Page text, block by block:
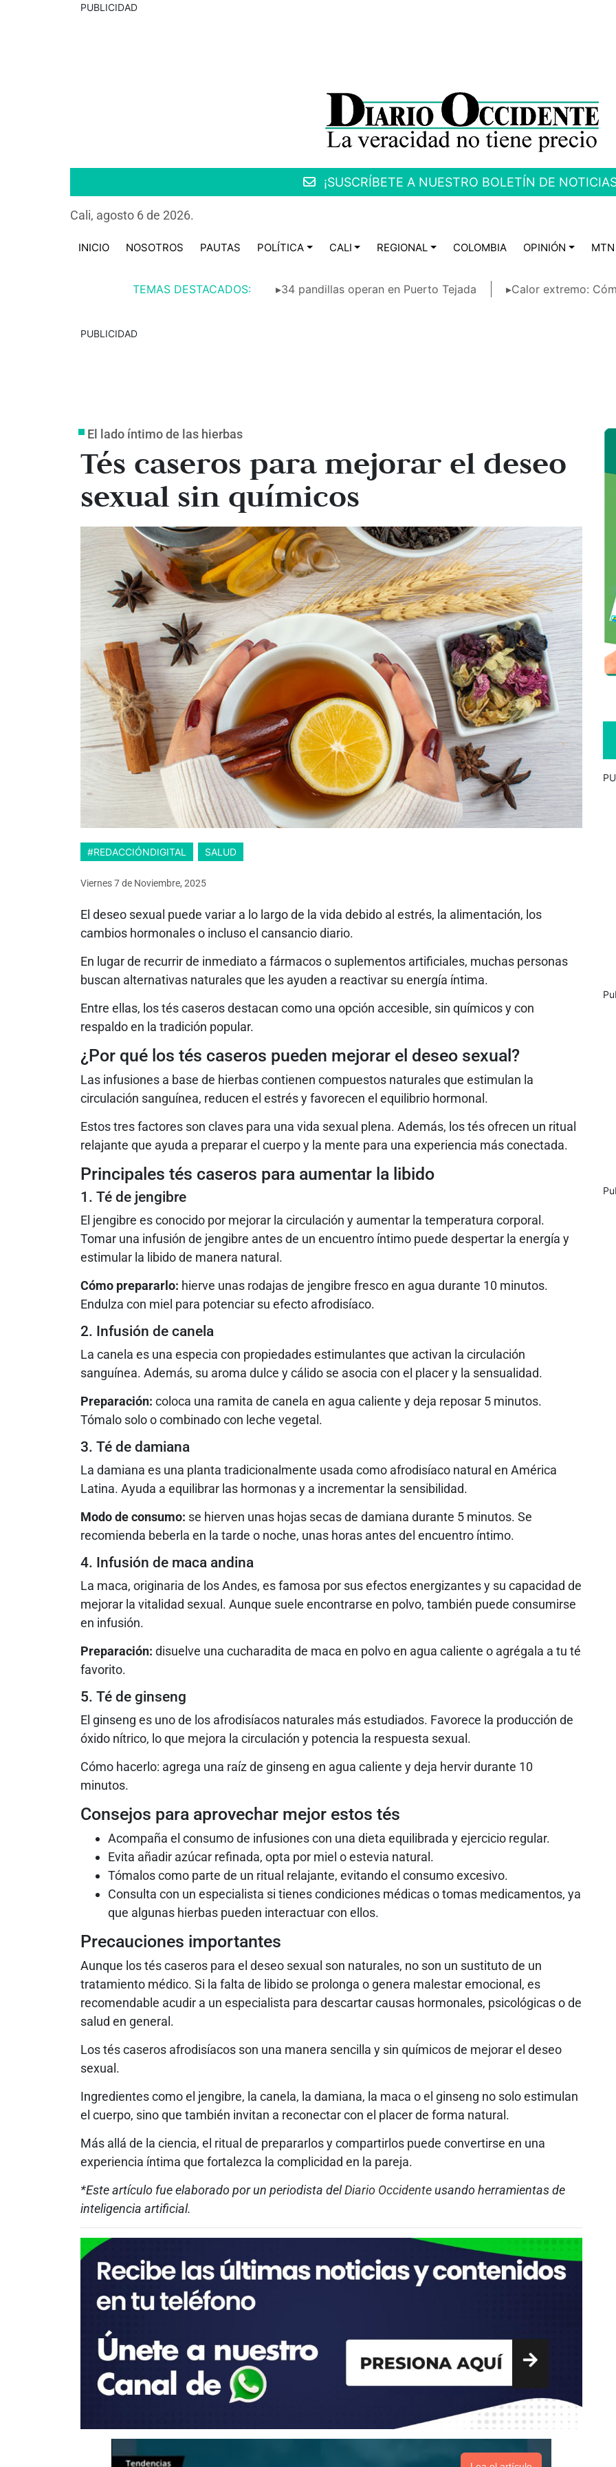
PUBLICIDAD
¡SUSCRÍBETE A NUESTRO BOLETÍN DE
Cali, agosto 6 de 2026.
INICIO NOSOTROS PAUTAS POLÍTICA CALI REGIONAL COLOMBIA OPINIÓN MTN
TEMAS DESTACADOS: ▸34 pandillas operan en Puerto Tejada ▸Calor extremo:
PUBLICIDAD
El lado íntimo de las hierbas
Tés caseros para mejorar el deseo
sexual sin químicos
#REDACCIÓNDIGITAL SALUD
Viernes 7de Noviembre, 2025
El deseo sexual puede variar a lo largo de la vida debido al estrés, la alimentación, los
cambios hormonales o incluso el cansancio diario.
En lugar de recurrir de inmediato a fármacos o suplementos artificiales, muchas personas
buscan alternativas naturales que les ayuden a reactivar su energía íntima.
Entre ellas, los tés caseros destacan como una opción accesible, sin químicos y con
respaldo en la tradición popular.
¿Por qué los tés caseros pueden mejorar el deseo sexual?
Las infusiones a base de hierbas contienen compuestos naturales que estimulan la
circulación sanguínea, reducen el estrés y favorecen el equilibrio hormonal.
Estos tres factores son claves para una vida sexual plena. Además, los tés ofrecen un ritual
relajante que ayuda a preparar el cuerpo y la mente para una experiencia más conectada.
Principales tés caseros para aumentar la libido
1. Té de jengibre
El jengibre es conocido por mejorar la circulación y aumentar la temperatura corporal.
Tomar una infusión de jengibre antes de un encuentro íntimo puede despertar la energía y
estimular la libido de manera natural.
Cómo prepararlo: hierve unas rodajas de jengibre fresco en agua durante 10 minutos.
Endulza con miel para potenciar su efecto afrodisíaco.
2. Infusión de canela
La canela es una especia con propiedades estimulantes que activan la circulación
sanguínea. Además, su aroma dulce y cálido se asocia con el placer y la sensualidad.
Preparación: coloca una ramita de canela en agua caliente y deja reposar 5 minutos.
Tómalo solo o combinado con leche vegetal.
3. Té de damiana
La damiana es una planta tradicionalmente usada como afrodisíaco natural en América
Latina. Ayuda a equilibrar las hormonas y a incrementar la sensibilidad.
Modo de consumo: se hierven unas hojas secas de damiana durante 5 minutos. Se
recomienda beberla en la tarde o noche, unas horas antes del encuentro íntimo.
4. Infusión de maca andina
La maca, originaria de los Andes, es famosa por sus efectos energizantes y su capacidad de
mejorar la vitalidad sexual. Aunque suele encontrarse en polvo, también puede consumirse
en infusión.
Preparación: disuelve una cucharadita de maca en polvo en agua caliente o agrégala a tu té
favorito.
5. Té de ginseng
El ginseng es uno de los afrodisíacos naturales más estudiados. Favorece la producción de
óxido nítrico, lo que mejora la circulación y potencia la respuesta sexual.
Cómo hacerlo: agrega una raíz de ginseng en agua caliente y deja hervir durante 10
minutos.
Consejos para aprovechar mejor estos tés
Acompaña el consumo de infusiones con una dieta equilibrada y ejercicio regular.
Evita añadir azúcar refinada, opta por miel o estevia natural.
Tómalos como parte de un ritual relajante, evitando el consumo excesivo.
Consulta con un especialista si tienes condiciones médicas o tomas medicamentos, ya
que algunas hierbas pueden interactuar con ellos.
Precauciones importantes
Aunque los tés caseros para el deseo sexual son naturales, no son un sustituto de un
tratamiento médico. Si la falta de libido se prolonga o genera malestar emocional, es
recomendable acudir a un especialista para descartar causas hormonales, psicológicas o de
salud en general.
Los tés caseros afrodisíacos son una manera sencilla y sin químicos de mejorar el deseo
sexual.
Ingredientes como el jengibre, la canela, la damiana, la maca o el ginseng no solo estimulan
el cuerpo, sino que también invitan a reconectar con el placer de forma natural.
Más allá de la ciencia, el ritual de prepararlos y compartirlos puede convertirse en una
experiencia íntima que fortalezca la complicidad en la pareja.
*Este artículo fue elaborado por un periodista delDiario Occidenteusando herramientas de
inteligencia artificial.